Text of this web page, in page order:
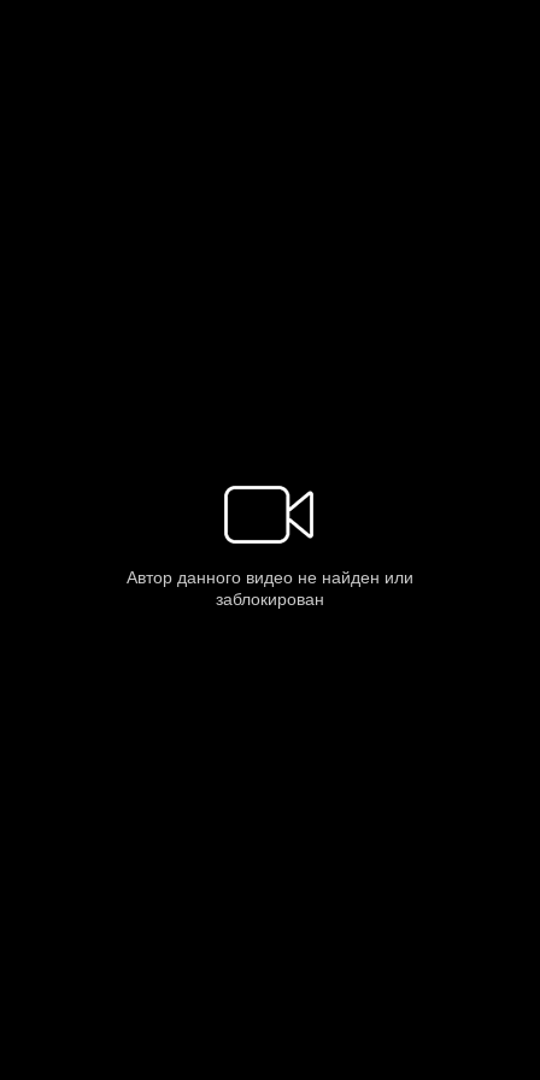
Автор данного видео не найден или
заблокирован